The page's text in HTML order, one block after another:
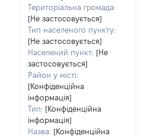
Територіальна громада:
[Не застосовується]
Тип населеного пункту:
[Не застосовується]
Населений пункт: [Не
застосовується]
Район у місті:
[Конфіденційна
інформація]
Тип: [Конфіденційна
інформація]
Назва: [Конфіденційна